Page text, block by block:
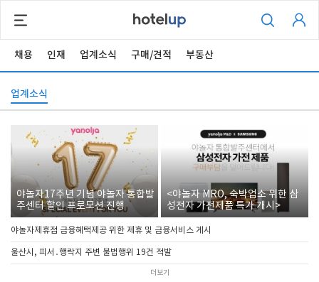
채용 인재 업계소식 구매/견적 부동산
업계소식
야놀자17주년 기념 야놀자 통합발
주센터 할인 프로모션 진행
<야놀자 MRO, 숙박업소 위한 삼
성전자 가전제품 특가 개시>
야놀자제휴점 금융혜택제공 위한 제휴 및 금융서비스 게시
울산시, 피서․행락지 주변 불법행위 19건 적발
더보기